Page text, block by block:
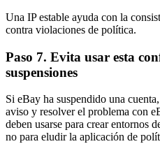
Una IP estable ayuda con la
contra violaciones de política.
Paso 7. Evita usar esta
suspensiones
Si eBay ha suspendido una
aviso y resolver el problema con
deben usarse para crear entornos
no para eludir la aplicación de